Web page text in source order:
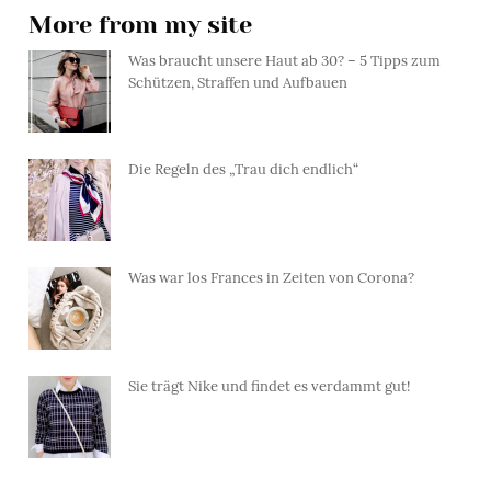
More from my site
Was braucht unsere Haut ab 30? – 5 Tipps zum
Schützen, Straffen und Aufbauen
Die Regeln des „Trau dich endlich“
Was war los Frances in Zeiten von Corona?
Sie trägt Nike und findet es verdammt gut!